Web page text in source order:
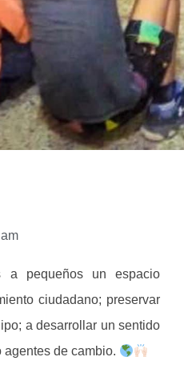
a pequeños un espacio
ciudadano; preservar
a desarrollar un sentido
de cambio.